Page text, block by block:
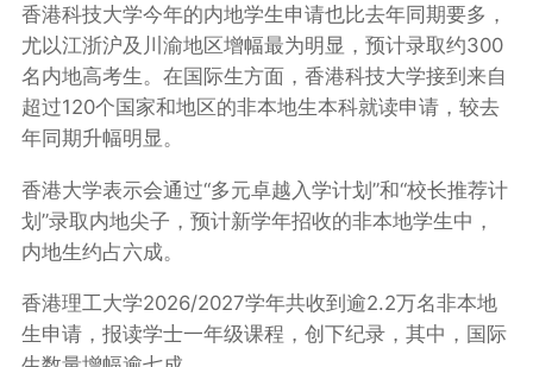
香港科技大学今年的内地学生申请也比去年同期要多，
尤以江浙沪及川渝地区增幅最为明显，预计录取约300
名内地高考生。在国际生方面，香港科技大学接到来自
超过120个国家和地区的非本地生本科就读申请，较去
年同期升幅明显。
香港大学表示会通过“多元卓越入学计划”和“校长推荐计
划”录取内地尖子，预计新学年招收的非本地学生中，
内地生约占六成。
香港理工大学2026/2027学年共收到逾2.2万名非本地
生申请，报读学士一年级课程，创下纪录，其中，国际